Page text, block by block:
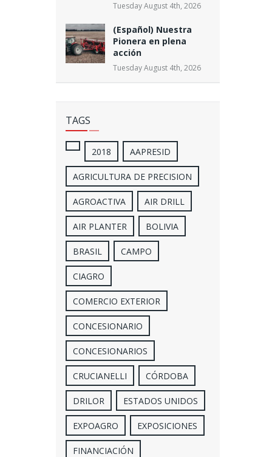
Tuesday August 4th, 2026
(Español) Nuestra
Pionera en plena
acción
Tuesday August 4th, 2026
TAGS
2018 AAPRESID
AGRICULTURA DE PRECISION
AGROACTIVA AIR DRILL
AIR PLANTER BOLIVIA
BRASIL CAMPO
CIAGRO
COMERCIO EXTERIOR
CONCESIONARIO
CONCESIONARIOS
CRUCIANELLI CÓRDOBA
DRILOR ESTADOS UNIDOS
EXPOAGRO EXPOSICIONES
FINANCIACIÓN